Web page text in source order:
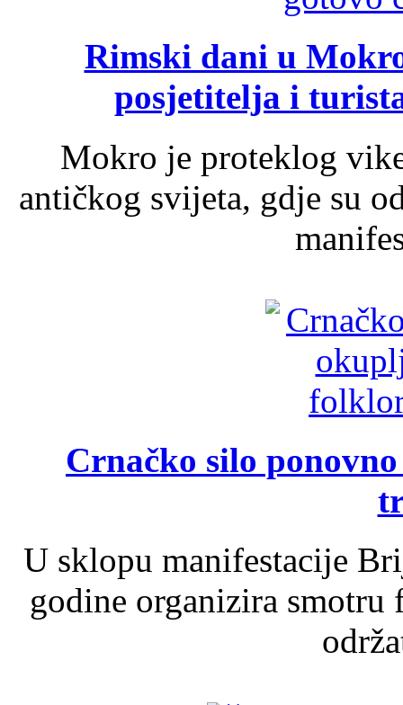
Rimski dani u
posjetitelja i
Mokro je proteklog
antičkog svijeta, gdje su
Crnačko silo
U sklopu manifestacije
godine organizira